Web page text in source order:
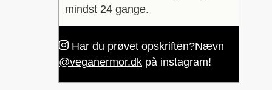
mindst 24 gange.
Har du prøvet opskriften?Nævn
@veganermor.dk på instagram!